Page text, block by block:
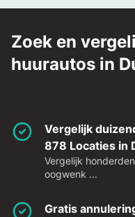
Zoek en
huurautos in
Vergelijk
878 Locaties in
Vergelijk
oogwenk ...
Gratis